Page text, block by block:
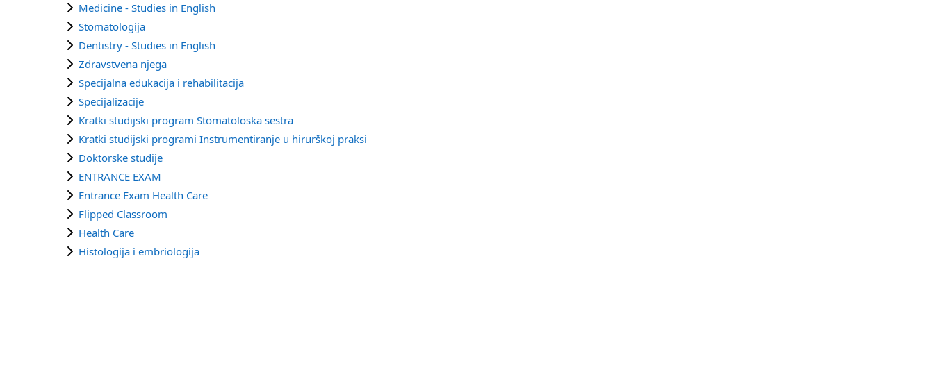
Medicine - Studies in English
Stomatologija
Dentistry - Studies in English
Zdravstvena njega
Specijalna edukacija i rehabilitacija
Specijalizacije
Kratki studijski program Stomatoloska sestra
Kratki studijski programi Instrumentiranje u hirurškoj praksi
Doktorske studije
ENTRANCE EXAM
Entrance Exam Health Care
Flipped Classroom
Health Care
Histologija i embriologija